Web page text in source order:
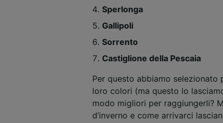
Sperlonga
Gallipoli
Sorrento
Castiglione della Pescaia
Per questo abbiamo
loro colori (ma questo lo
modo migliori per raggiungerli?
d’inverno e come arrivarci